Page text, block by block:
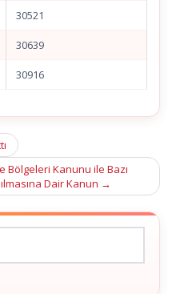
30521
30639
30916
Bölgeleri Kanunu ile Bazı
Dair Kanun →